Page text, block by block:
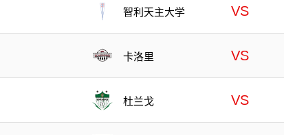
智利天主大学 VS
卡洛里 VS
杜兰戈 VS